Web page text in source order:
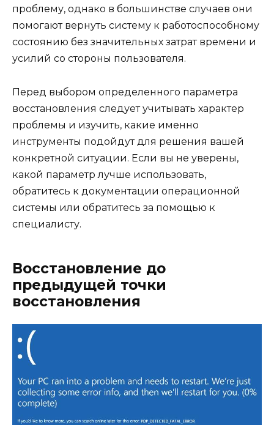
проблему, однако в большинстве случаев они
помогают вернуть систему к работоспособному
состоянию без значительных затрат времени и
усилий со стороны пользователя.
Перед выбором определенного параметра
восстановления следует учитывать характер
проблемы и изучить, какие именно
инструменты подойдут для решения вашей
конкретной ситуации. Если вы не уверены,
какой параметр лучше использовать,
обратитесь к документации операционной
системы или обратитесь за помощью к
специалисту.
Восстановление до
предыдущей точки
восстановления